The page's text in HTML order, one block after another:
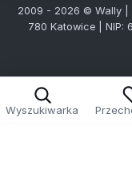
2009 - 2026 © Wally |
780 Katowice | NIP:
Wyszukiwarka